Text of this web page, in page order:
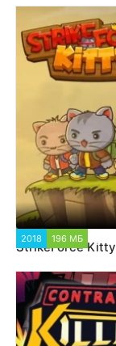
2018 196 МБ
StrikeForce Kitty